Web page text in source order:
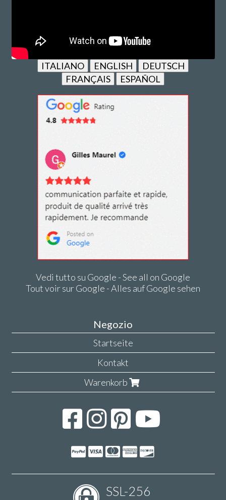
ITALIANO ENGLISH
DEUTSCH
FRANÇAIS
ESPAÑOL
Vedi tutto su Google - See all on Google
Tout voir sur Google - Alles auf Google sehen
Negozio
Startseite
Kontakt
Warenkorb
SSL-256